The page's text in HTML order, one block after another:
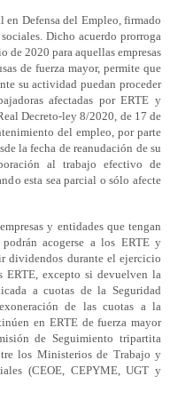
en Defensa del Empleo, firmado
Dicho acuerdo prorroga
de 2020 para aquellas empresas
de fuerza mayor, permite que
su actividad puedan proceder
afectadas por ERTE y
Decreto-ley 8/2020, de 17 de
del empleo, por parte
la fecha de reanudación de su
al trabajo efectivo de
esta sea parcial o sólo afecte
y entidades que tengan
acogerse a los ERTE y
dividendos durante el ejercicio
excepto si devuelven la
a cuotas de la Seguridad
de las cuotas a la
en ERTE de fuerza mayor
de Seguimiento tripartita
los Ministerios de Trabajo y
(CEOE, CEPYME, UGT y